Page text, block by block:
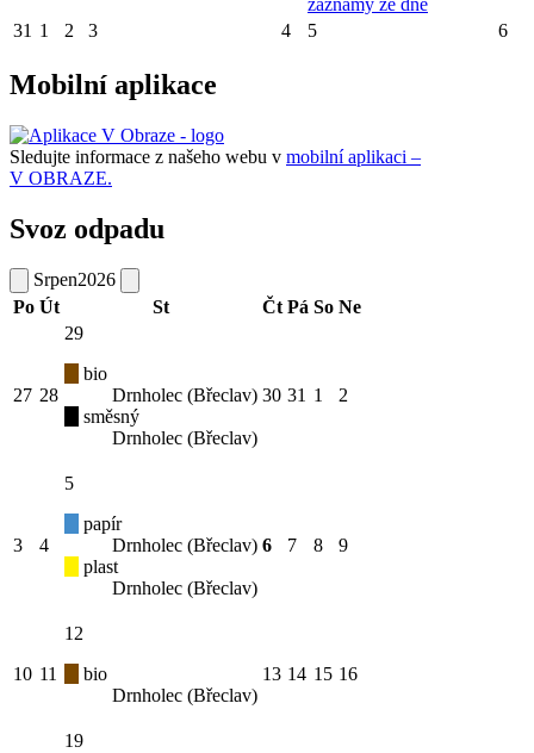
31 1 2 3 4 5 6
Mobilní aplikace
Sledujte informace z našeho webu v mobilní aplikaci –
V OBRAZE.
Svoz odpadu
Srpen2026
Po Út St Čt Pá So Ne
27 28
29
bio
Drnholec (Břeclav)
směsný
Drnholec (Břeclav)
30 31 1 2
3 4
5
papír
Drnholec (Břeclav)
plast
Drnholec (Břeclav)
6 7 8 9
10 11
12
bio
Drnholec (Břeclav)
13 14 15 16
19